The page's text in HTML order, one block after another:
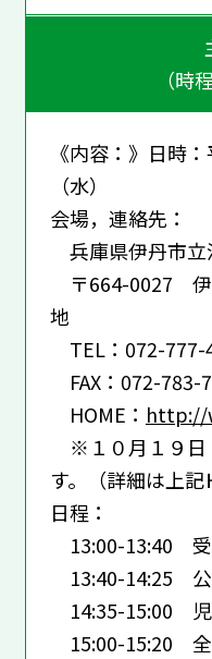
（時
《内容：》日時
（水）
会場，連絡先：
兵庫県伊丹市立
〒664-0027 伊
地
TEL：072-777-
FAX：072-783-
HOME： http://
※１０月１９日
す。（詳細は上記
日程：
13:00-13:40
13:40-14:25 公
14:35-15:00 児
15:00-15:20 全